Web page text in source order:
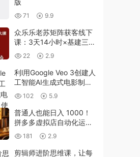
版
71 9.9
众乐乐老苏矩阵获客线下
课：3天14小时×基建三件
套×风控策略×抖音小红书
矩阵×无人直播×GEO
22 2.9
利l用Google Veo 3创建人
工智能AI生成式电影制作
课程，使用人工智能的力
量创建令人惊叹的视频
102 5.9
普通人也能日入 1000！
拼多多虚拟店自动化运
营，矩阵放大收益全程实
操流程
181 2.9
剪辑师进阶思维课，让每